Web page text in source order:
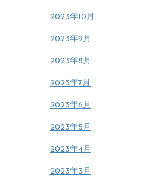
2023年10月
2023年9月
2023年8月
2023年7月
2023年6月
2023年5月
2023年4月
2023年3月